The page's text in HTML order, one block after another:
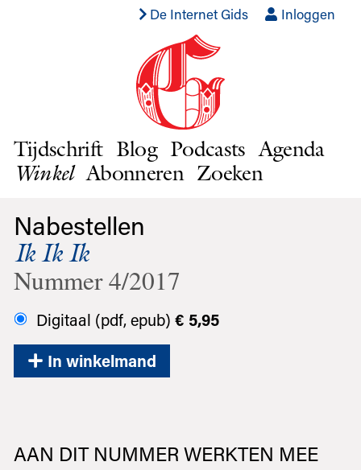
De Internet Gids Inloggen
Tijdschrift Blog Podcasts Agenda
Winkel Abonneren Zoeken
Nabestellen
Ik Ik Ik
Nummer 4/2017
Digitaal (pdf, epub) € 5,95
In winkelmand
AAN DIT NUMMER WERKTEN MEE